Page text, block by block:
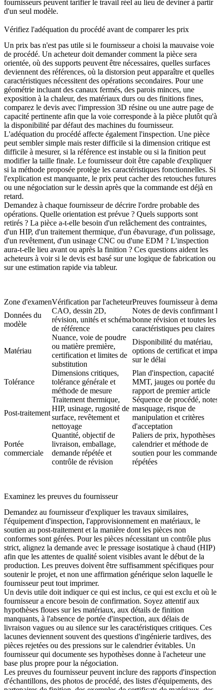
fournisseurs peuvent tarifier le travail réel au lieu de deviner à partir
d'un seul modèle.
Vérifiez l'adéquation du procédé avant de comparer les prix
Un prix bas n'est pas utile si le fournisseur a choisi la mauvaise voie
de procédé. Un acheteur doit demander comment la pièce sera
orientée, où des supports peuvent être nécessaires, quelles surfaces
deviennent des références, où la distorsion peut apparaître et quelles
caractéristiques nécessitent des opérations secondaires. Pour une
géométrie incluant des canaux fermés, des parois minces, une
exposition à la chaleur, des matériaux durs ou des finitions fines,
comparez le devis avec l'impression 3D résine ou une autre page de
capacité pertinente afin que la voie corresponde à la pièce plutôt qu'à
la disponibilité par défaut des machines du fournisseur.
L'adéquation du procédé affecte également l'inspection. Une pièce
peut sembler simple mais rester difficile si la dimension critique est
difficile à mesurer, si la référence est instable ou si la finition peut
modifier la taille finale. Le fournisseur doit être capable d'expliquer
si la méthode proposée protège les caractéristiques fonctionnelles. Si
l'explication est manquante, le prix peut cacher des retouches futures
ou une négociation sur le dessin après que la commande est déjà en
retard.
Demandez à chaque fournisseur de décrire l'ordre probable des
opérations. Quelle orientation est prévue ? Quels supports sont
retirés ? La pièce a-t-elle besoin d'un relâchement des contraintes,
d'un HIP, d'un traitement thermique, d'un ébavurage, d'un polissage,
d'un revêtement, d'un usinage CNC ou d'une EDM ? L'inspection
aura-t-elle lieu avant ou après la finition ? Ces questions aident les
acheteurs à voir si le devis est basé sur une logique de fabrication ou
sur une estimation rapide via tableur.
Zone d'examenVérification par l'acheteurPreuves fournisseur à
Données du
modèle
CAO, dessin 2D,
révision, unités et schéma
de référence
Notes de devis confirmant la
bonne révision et toutes les
caractéristiques peu claires
Matériau
Nuance, voie de poudre
ou matière première,
certification et limites de
substitution
Disponibilité du matériau,
options de certificat et
sur le délai
Tolérance
Dimensions critiques,
tolérance générale et
méthode de mesure
Plan d'inspection, capacité
MMT, jauges ou portée du
rapport de premier article
Post-traitement
Traitement thermique,
HIP, usinage, rugosité de
surface, revêtement et
nettoyage
Séquence de procédé, notes
masquage, risque de
manipulation et critères
d'acceptation
Portée
commerciale
Quantité, objectif de
livraison, emballage,
demande répétée et
contrôle de révision
Paliers de prix, hypothèses
calendrier et méthode de
soutien pour les commandes
répétées
Examinez les preuves du fournisseur
Demandez au fournisseur d'expliquer les travaux similaires,
l'équipement d'inspection, l'approvisionnement en matériaux, le
soutien au post-traitement et la manière dont les pièces non
conformes sont gérées. Pour les pièces nécessitant un contrôle plus
strict, alignez la demande avec le pressage isostatique à chaud (HIP)
afin que les attentes de qualité soient visibles avant le début de la
production. Les preuves doivent être suffisamment spécifiques pour
soutenir le projet, et non une affirmation générique selon laquelle le
fournisseur peut tout imprimer.
Un devis utile doit indiquer ce qui est inclus, ce qui est exclu et où le
fournisseur a encore besoin de confirmation. Soyez attentif aux
hypothèses floues sur les matériaux, aux détails de finition
manquants, à l'absence de portée d'inspection, aux délais de
livraison vagues ou au silence sur les caractéristiques critiques. Ces
lacunes deviennent souvent des questions d'ingénierie tardives, des
pièces rejetées ou des pressions sur le calendrier évitables. Un
fournisseur qui documente ses hypothèses donne à l'acheteur une
base plus propre pour la négociation.
Les preuves du fournisseur peuvent inclure des rapports d'inspection
d'échantillons, des photos de procédé, des listes d'équipements, des